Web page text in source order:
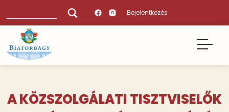
tartalomra
Bejelentkezés
A KÖZSZOLGÁLATI TISZTVISELŐK